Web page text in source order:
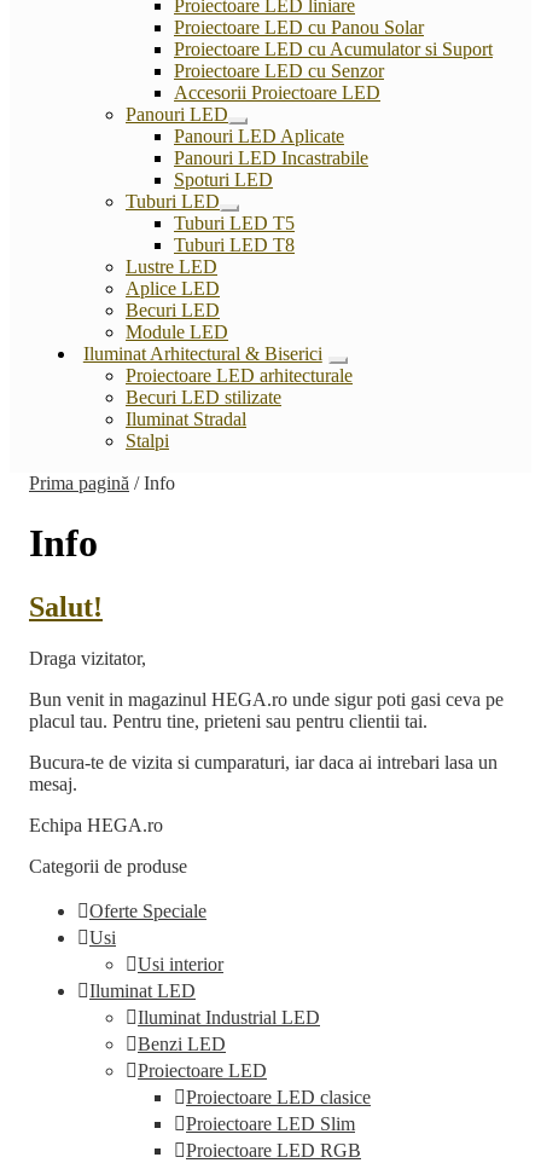
Proiectoare LED liniare
Proiectoare LED cu Panou Solar
Proiectoare LED cu Acumulator si Suport
Proiectoare LED cu Senzor
Accesorii Proiectoare LED
Panouri LED
Extinde
meniul
copil
Panouri LED Aplicate
Panouri LED Incastrabile
Spoturi LED
Tuburi LED
Extinde
meniul
copil
Tuburi LED T5
Tuburi LED T8
Lustre LED
Aplice LED
Becuri LED
Module LED
Iluminat Arhitectural & Biserici
Extinde
meniul
Proiectoare LED arhitecturale
Becuri LED stilizate
Iluminat Stradal
Stalpi
Prima pagină /Info
Info
Salut!
Draga vizitator,
Bun venit in magazinul HEGA.ro unde sigur poti gasi ceva pe
placul tau. Pentru tine, prieteni sau pentru clientii tai.
Bucura-te de vizita si cumparaturi, iar daca ai intrebari lasa un
mesaj.
Echipa HEGA.ro
Categorii de produse
Oferte Speciale
Usi
Usi interior
Iluminat LED
Iluminat Industrial LED
Benzi LED
Proiectoare LED
Proiectoare LED clasice
Proiectoare LED Slim
Proiectoare LED RGB